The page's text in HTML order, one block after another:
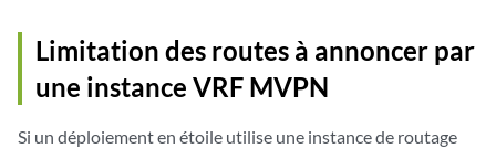
Limitation des routes à annoncer par
une instance VRF MVPN
Si un déploiement en étoile utilise une instance de routage